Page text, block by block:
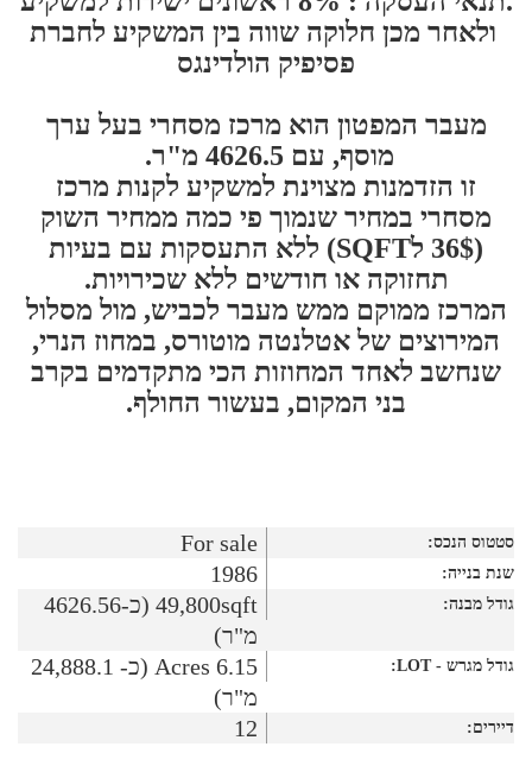
ולאחר מכן חלוקה שווה בין המשקיע לחברת
פסיפיק הולדינגס
מעבר המפטון הוא מרכז מסחרי בעל ערך
מוסף, עם 4626.5 מ"ר.
זו הזדמנות מצוינת למשקיע לקנות מרכז
מסחרי במחיר שנמוך פי כמה ממחיר השוק
(36$ לSQFT) ללא התעסקות עם בעיות
תחזוקה או חודשים ללא שכירויות.
המרכז ממוקם ממש מעבר לכביש, מול מסלול
המירוצים של אטלנטה מוטורס, במחוז הנרי,
שנחשב לאחד המחוזות הכי מתקדמים בקרב
בני המקום, בעשור החולף.
סטטוס הנכס: For sale
שנת בנייה: 1986
גודל מבנה:
49,800sqft (כ-4626.56
מ"ר)
גודל מגרש - LOT:
6.15 Acres (כ- 24,888.1
מ"ר)
דיירים: 12